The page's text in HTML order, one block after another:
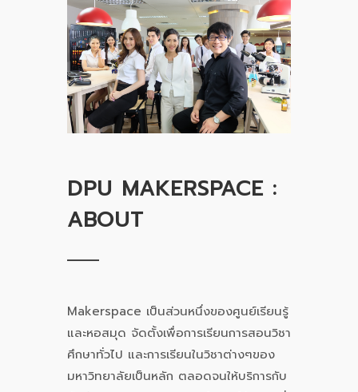
DPU MAKERSPACE :
ABOUT
Makerspace เป็นส่วนหนึ่งของศูนย์เรียนรู้
และหอสมุด จัดตั้งเพื่อการเรียนการสอนวิชา
ศึกษาทั่วไป และการเรียนในวิชาต่างๆของ
มหาวิทยาลัยเป็นหลัก ตลอดจนให้บริการกับ